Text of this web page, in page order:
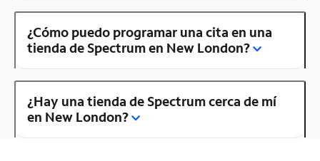
¿Cómo puedo programar una cita en una
tienda de Spectrum en New London?
¿Hay una tienda de Spectrum cerca de mí
en New London?